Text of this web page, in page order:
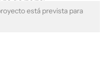
está prevista para